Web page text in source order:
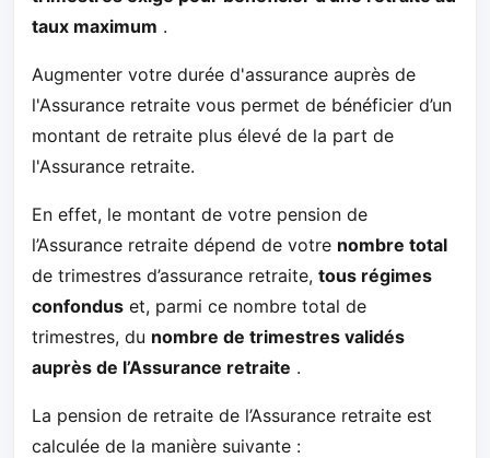
taux maximum .
Augmenter votre durée d'assurance auprès de
l'Assurance retraite vous permet de bénéficier d’un
montant de retraite plus élevé de la part de
l'Assurance retraite.
En effet, le montant de votre pension de
l’Assurance retraite dépend de votre nombre total
de trimestres d’assurance retraite, tous régimes
confondus et, parmi ce nombre total de
trimestres, du nombre de trimestres validés
auprès de l’Assurance retraite .
La pension de retraite de l’Assurance retraite est
calculée de la manière suivante :